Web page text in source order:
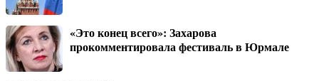
«Это конец всего»: Захарова
прокомментировала фестиваль в Юрмале